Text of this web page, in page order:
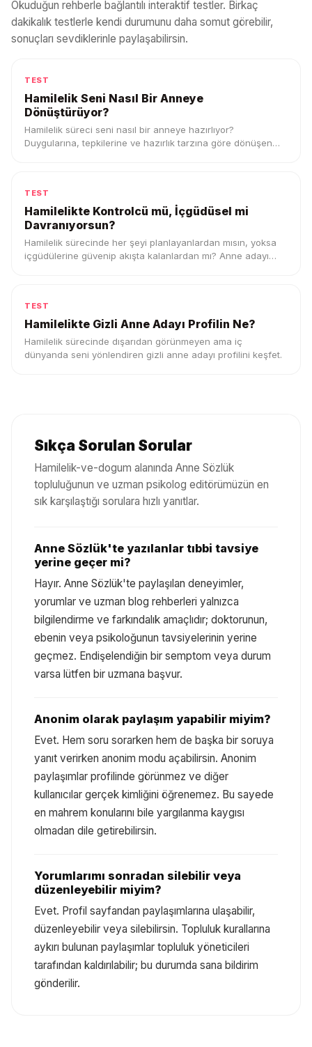
Okuduğun rehberle bağlantılı interaktif testler. Birkaç
dakikalık testlerle kendi durumunu daha somut görebilir,
sonuçları sevdiklerinle paylaşabilirsin.
TEST
Hamilelik Seni Nasıl Bir Anneye
Dönüştürüyor?
Hamilelik süreci seni nasıl bir anneye hazırlıyor?
Duygularına, tepkilerine ve hazırlık tarzına göre dönüşen
TEST
Hamilelikte Kontrolcü mü, İçgüdüsel mi
Davranıyorsun?
Hamilelik sürecinde her şeyi planlayanlardan mısın, yoksa
içgüdülerine güvenip akışta kalanlardan mı? Anne adayı
TEST
Hamilelikte Gizli Anne Adayı Profilin Ne?
Hamilelik sürecinde dışarıdan görünmeyen ama iç
dünyanda seni yönlendiren gizli anne adayı profilini keşfet.
Sıkça Sorulan Sorular
Hamilelik-ve-dogum alanında Anne Sözlük
topluluğunun ve uzman psikolog editörümüzün en
sık karşılaştığı sorulara hızlı yanıtlar.
Anne Sözlük'te yazılanlar tıbbi tavsiye
yerine geçer mi?
Hayır. Anne Sözlük'te paylaşılan deneyimler,
yorumlar ve uzman blog rehberleri yalnızca
bilgilendirme ve farkındalık amaçlıdır; doktorunun,
ebenin veya psikoloğunun tavsiyelerinin yerine
geçmez. Endişelendiğin bir semptom veya durum
varsa lütfen bir uzmana başvur.
Anonim olarak paylaşım yapabilir miyim?
Evet. Hem soru sorarken hem de başka bir soruya
yanıt verirken anonim modu açabilirsin. Anonim
paylaşımlar profilinde görünmez ve diğer
kullanıcılar gerçek kimliğini öğrenemez. Bu sayede
en mahrem konularını bile yargılanma kaygısı
olmadan dile getirebilirsin.
Yorumlarımı sonradan silebilir veya
düzenleyebilir miyim?
Evet. Profil sayfandan paylaşımlarına ulaşabilir,
düzenleyebilir veya silebilirsin. Topluluk kurallarına
aykırı bulunan paylaşımlar topluluk yöneticileri
tarafından kaldırılabilir; bu durumda sana bildirim
gönderilir.